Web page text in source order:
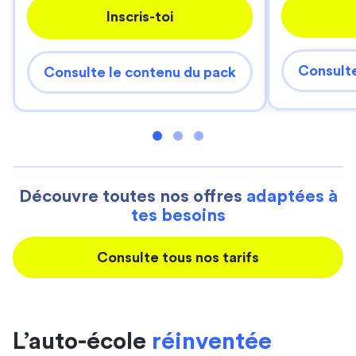
Inscris-toi
Consulte le contenu du pack
Découvre toutes nos offres adaptées à
tes besoins
Consulte tous nos tarifs
L’auto-école réinventée